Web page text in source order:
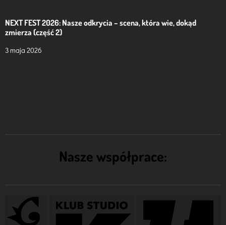
NEXT FEST 2026: Nasze odkrycia – scena, która wie, dokąd
zmierza (część 2)
3 maja 2026
Nasze współprace: